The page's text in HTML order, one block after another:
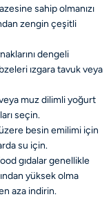
sahip olmanızı
zengin çeşitli
dengeli
ızgara tavuk veya
muz dilimli yoğurt
seçin.
besin emilimi için
su için.
gıdalar genellikle
yüksek olma
aza indirin.